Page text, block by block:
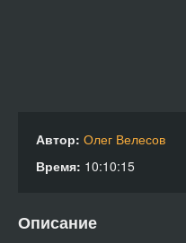
Автор: Олег Велесов
Время: 10:10:15
Описание